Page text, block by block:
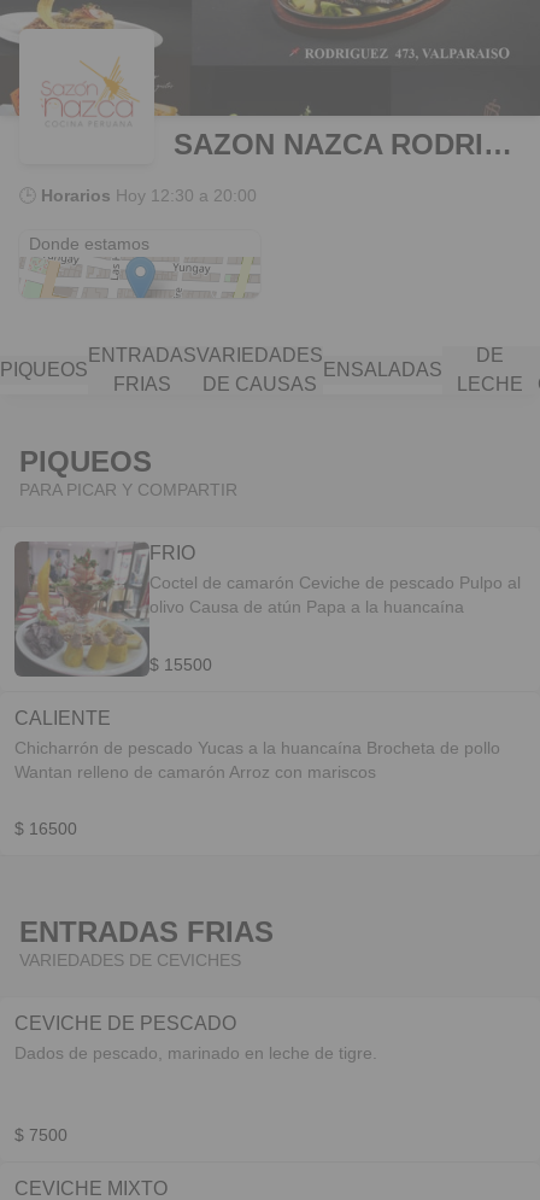
SAZON NAZCA RODRIGUEZ
🕒 Horarios Hoy 12:30 a 20:00
Donde estamos
PIQUEOS
ENTRADAS
FRIAS
VARIEDADES
DE CAUSAS
ENSALADAS
DE
LECHE
PIQUEOS
PARA PICAR Y COMPARTIR
FRIO
Coctel de camarón Ceviche de pescado Pulpo al
olivo Causa de atún Papa a la huancaína
$ 15500
CALIENTE
Chicharrón de pescado Yucas a la huancaína Brocheta de pollo
Wantan relleno de camarón Arroz con mariscos
$ 16500
ENTRADAS FRIAS
VARIEDADES DE CEVICHES
CEVICHE DE PESCADO
Dados de pescado, marinado en leche de tigre.
$ 7500
CEVICHE MIXTO